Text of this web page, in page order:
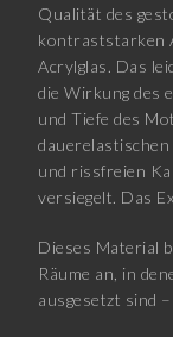
Qualität des
kontraststarken
Acrylglas. Das
die Wirkung des
und Tiefe des
und rissfreien
versiegelt. Das
Dieses Material
Räume an, in
ausgesetzt sind